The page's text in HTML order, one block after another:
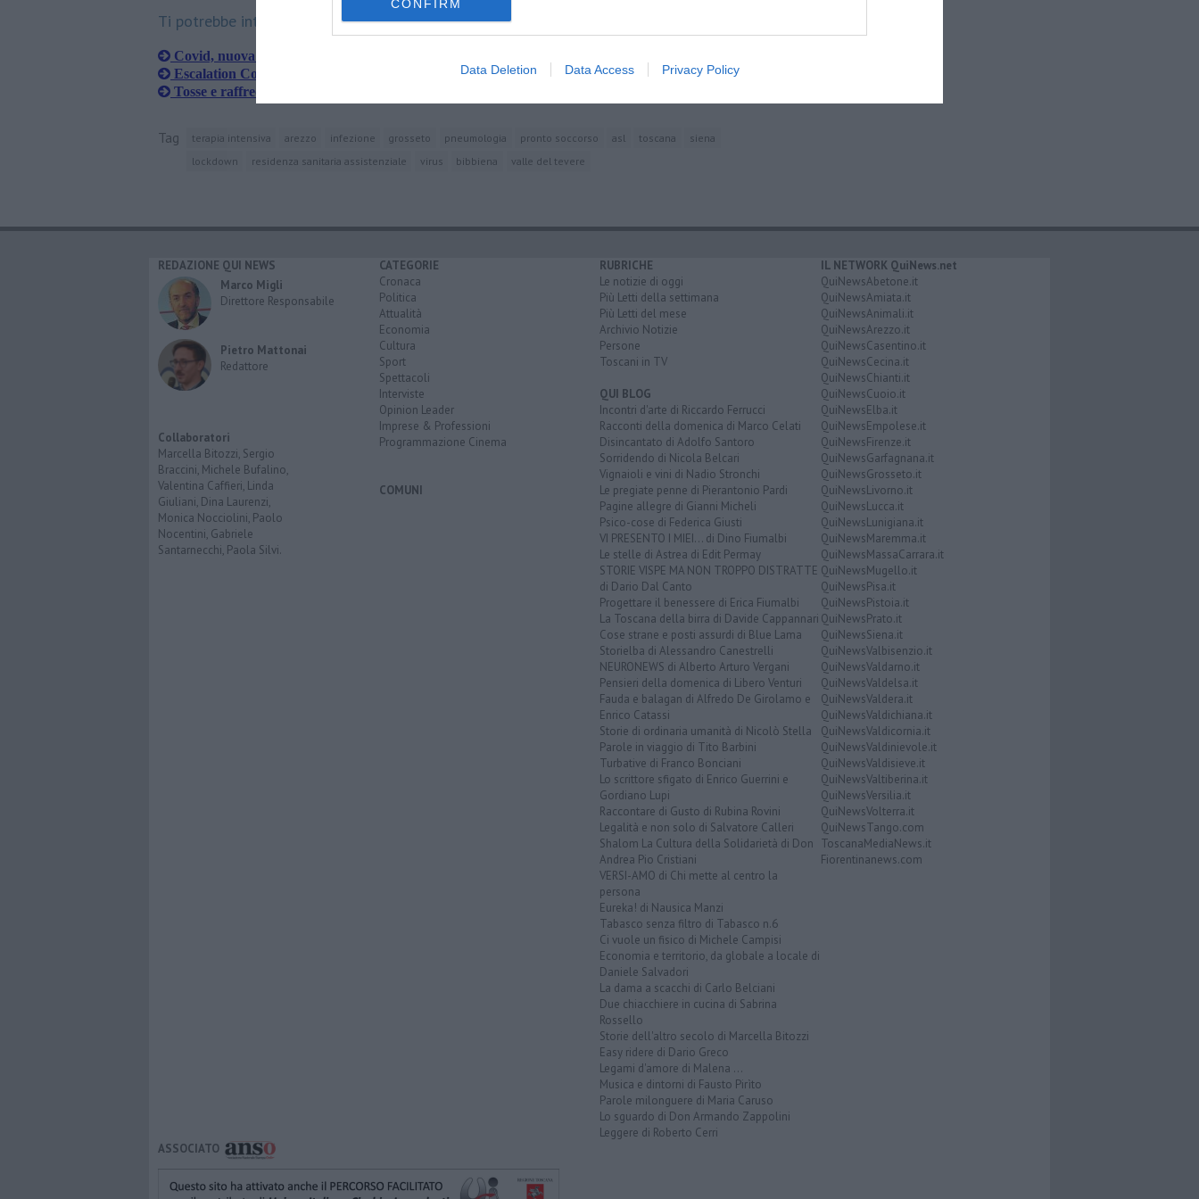
CONFIRM
Data Deletion Data Access Privacy Policy
Ti potrebbe interessare anche:
Covid, nuova stretta sulla ristorazione
Escalation Covid, il virus fa un'altra vittima
Tosse e raffreddori mandano in tilt babbi e mamme
Tag terapia intensiva arezzo infezione grosseto pneumologia pronto soccorso asl toscana
siena
lockdown
residenza sanitaria assistenziale virus bibbiena valle del tevere
REDAZIONE QUI NEWS
Marco Migli
Direttore Responsabile
Pietro Mattonai
Redattore
Collaboratori
Marcella Bitozzi, Sergio
Braccini, Michele Bufalino,
Valentina Caffieri, Linda
Giuliani, Dina Laurenzi,
Monica Nocciolini, Paolo
Nocentini, Gabriele
Santarnecchi, Paola Silvi.
CATEGORIE
Cronaca
Politica
Attualità
Economia
Cultura
Sport
Spettacoli
Interviste
Opinion Leader
Imprese & Professioni
Programmazione Cinema
COMUNI
RUBRICHE
Le notizie di oggi
Più Letti della settimana
Più Letti del mese
Archivio Notizie
Persone
Toscani in TV
QUI BLOG
Incontri d'arte di Riccardo Ferrucci
Racconti della domenica di Marco Celati
Disincantato di Adolfo Santoro
Sorridendo di Nicola Belcari
Vignaioli e vini di Nadio Stronchi
Le pregiate penne di Pierantonio Pardi
Pagine allegre di Gianni Micheli
Psico-cose di Federica Giusti
VI PRESENTO I MIEI... di Dino Fiumalbi
Le stelle di Astrea di Edit Permay
STORIE VISPE MA NON TROPPO DISTRATTE
di Dario Dal Canto
Progettare il benessere di Erica Fiumalbi
La Toscana della birra di Davide Cappannari
Cose strane e posti assurdi di Blue Lama
Storielba di Alessandro Canestrelli
NEURONEWS di Alberto Arturo Vergani
Pensieri della domenica di Libero Venturi
Fauda e balagan di Alfredo De Girolamo e
Enrico Catassi
Storie di ordinaria umanità di Nicolò Stella
Parole in viaggio di Tito Barbini
Turbative di Franco Bonciani
Lo scrittore sfigato di Enrico Guerrini e
Gordiano Lupi
Raccontare di Gusto di Rubina Rovini
Legalità e non solo di Salvatore Calleri
Shalom La Cultura della Solidarietà di Don
Andrea Pio Cristiani
VERSI-AMO di Chi mette al centro la
persona
Eureka! di Nausica Manzi
Tabasco senza filtro di Tabasco n.6
Ci vuole un fisico di Michele Campisi
Economia e territorio, da globale a locale di
Daniele Salvadori
La dama a scacchi di Carlo Belciani
Due chiacchiere in cucina di Sabrina
Rossello
Storie dell'altro secolo di Marcella Bitozzi
Easy ridere di Dario Greco
Legami d'amore di Malena ...
Musica e dintorni di Fausto Pirìto
Parole milonguere di Maria Caruso
Lo sguardo di Don Armando Zappolini
Leggere di Roberto Cerri
IL NETWORK QuiNews.net
QuiNewsAbetone.it
QuiNewsAmiata.it
QuiNewsAnimali.it
QuiNewsArezzo.it
QuiNewsCasentino.it
QuiNewsCecina.it
QuiNewsChianti.it
QuiNewsCuoio.it
QuiNewsElba.it
QuiNewsEmpolese.it
QuiNewsFirenze.it
QuiNewsGarfagnana.it
QuiNewsGrosseto.it
QuiNewsLivorno.it
QuiNewsLucca.it
QuiNewsLunigiana.it
QuiNewsMaremma.it
QuiNewsMassaCarrara.it
QuiNewsMugello.it
QuiNewsPisa.it
QuiNewsPistoia.it
QuiNewsPrato.it
QuiNewsSiena.it
QuiNewsValbisenzio.it
QuiNewsValdarno.it
QuiNewsValdelsa.it
QuiNewsValdera.it
QuiNewsValdichiana.it
QuiNewsValdicornia.it
QuiNewsValdinievole.it
QuiNewsValdisieve.it
QuiNewsValtiberina.it
QuiNewsVersilia.it
QuiNewsVolterra.it
QuiNewsTango.com
ToscanaMediaNews.it
Fiorentinanews.com
ASSOCIATO